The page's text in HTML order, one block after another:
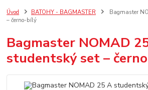
Úvod BATOHY - BAGMASTER
Bagmaster
– černo-bílý
Bagmaster NOMAD
studentský set –